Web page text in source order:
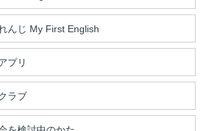
んじ My First English
プリ
ラブ